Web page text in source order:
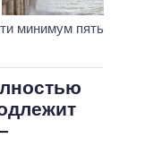
минимум пять